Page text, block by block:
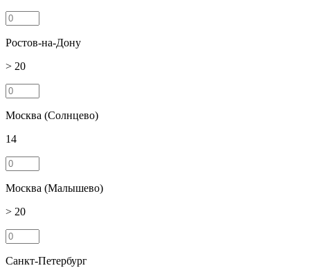
Ростов-на-Дону
> 20
Москва (Солнцево)
14
Москва (Малышево)
> 20
Санкт-Петербург